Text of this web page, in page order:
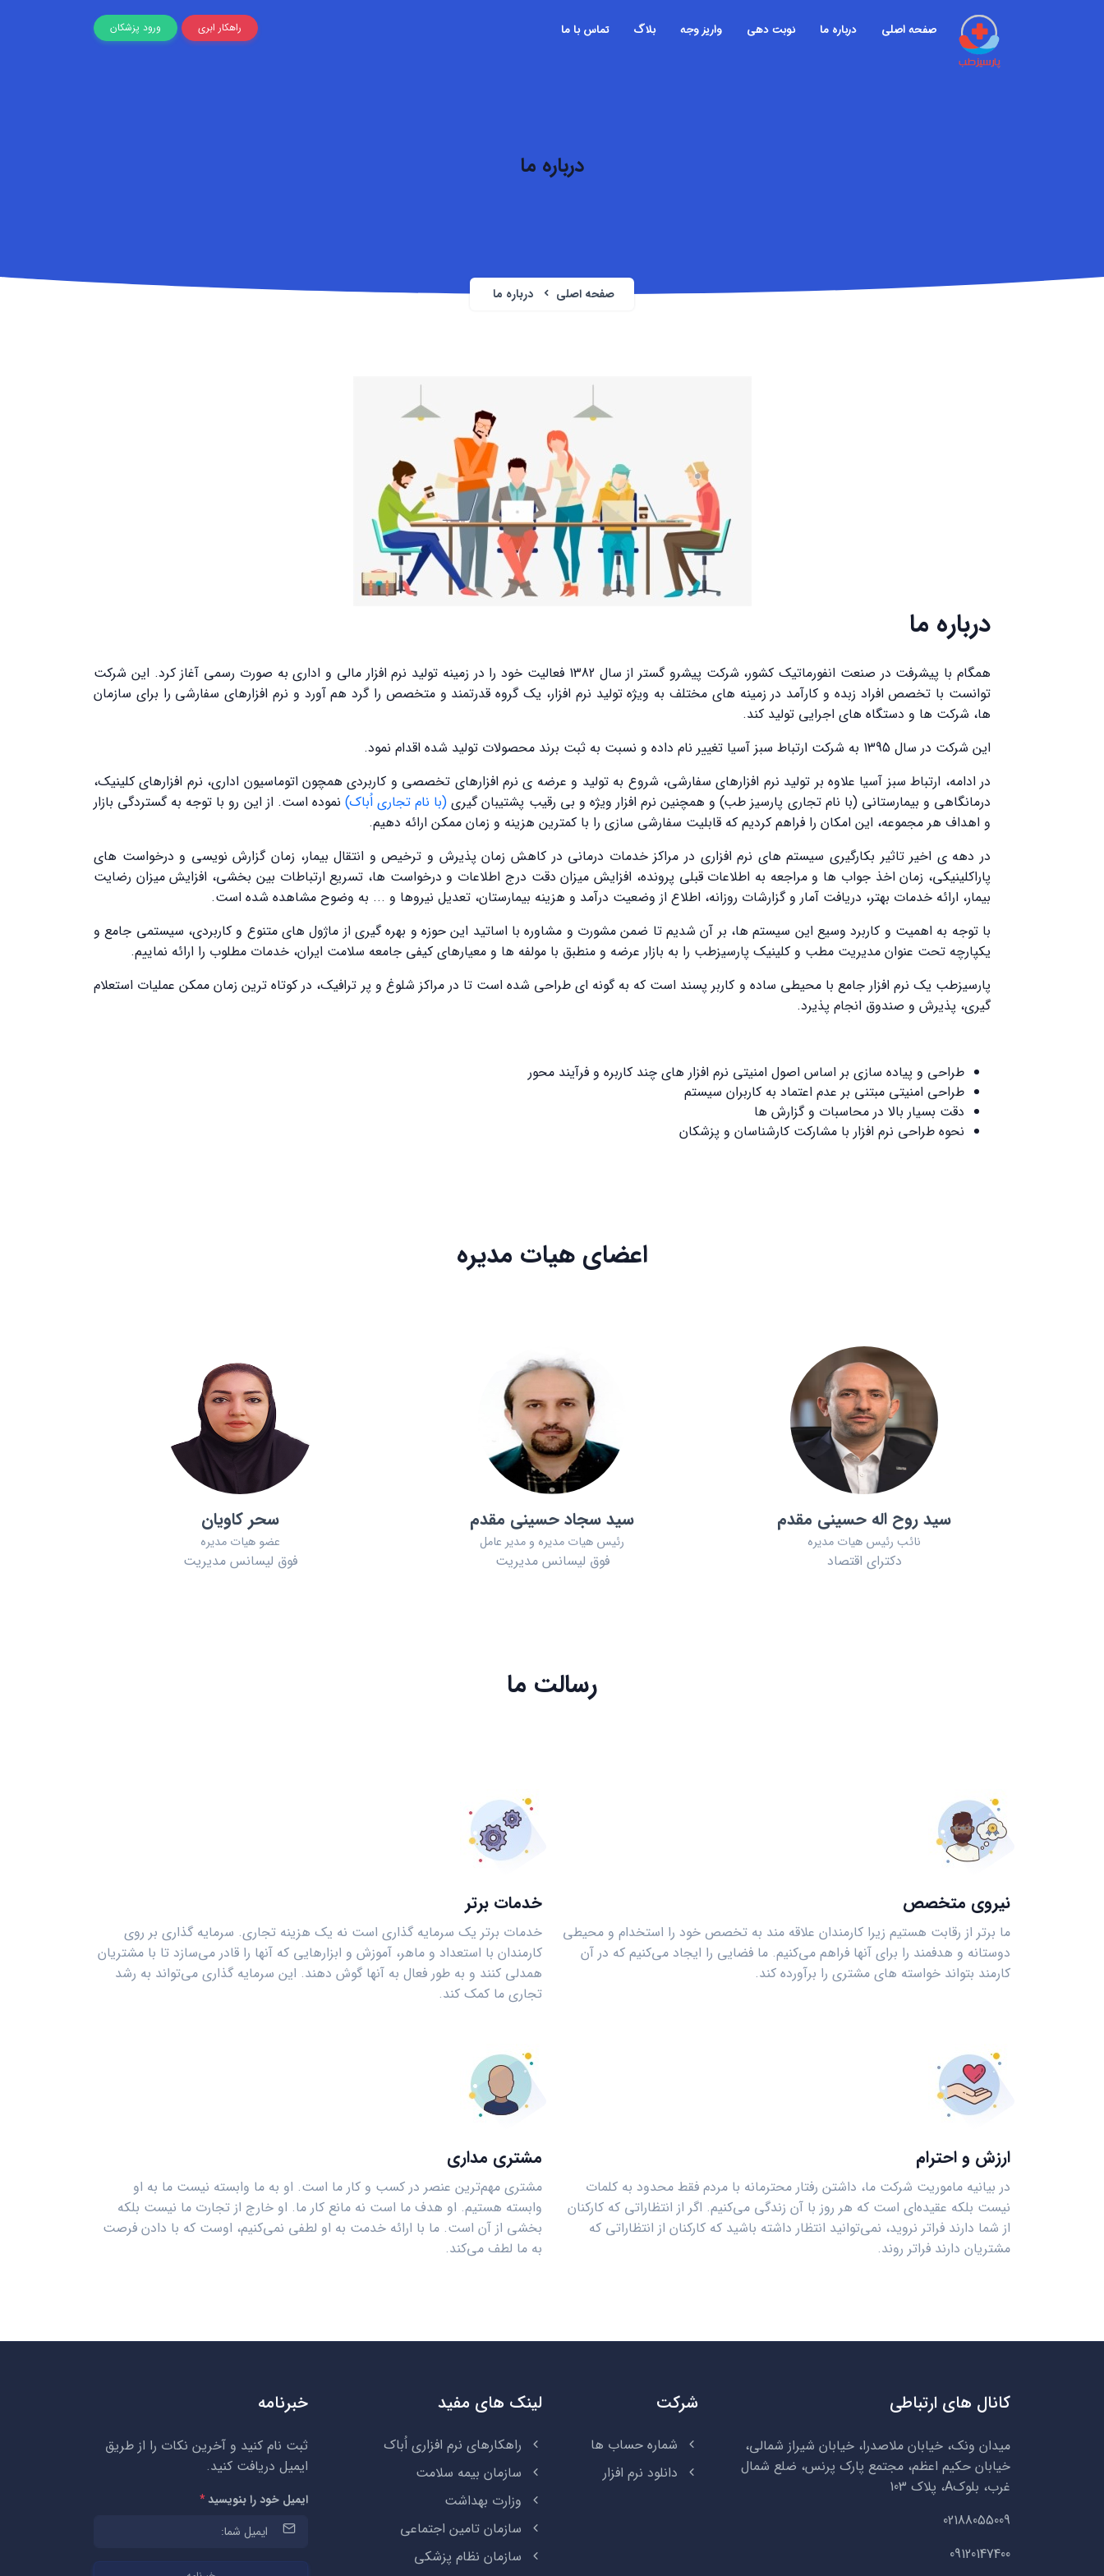
راهکار ابری ورود پزشکان صفحه اصلی درباره ما نوبت دهی واریز وجه بلاگ تماس با ما
درباره ما
صفحه اصلی درباره ما
درباره ما
همگام با پیشرفت در صنعت انفورماتیک کشور، شرکت پیشرو گستر از سال 1382 فعالیت خود را در زمینه تولید نرم افزار مالی و اداری به صورت رسمی آغاز کرد. این شرکت
توانست با تخصص افراد زبده و کارآمد در زمینه های مختلف به ویژه تولید نرم افزار، یک گروه قدرتمند و متخصص را گرد هم آورد و نرم افزارهای سفارشی را برای سازمان
ها، شرکت ها و دستگاه های اجرایی تولید کند.
این شرکت در سال 1395 به شرکت ارتباط سبز آسیا تغییر نام داده و نسبت به ثبت برند محصولات تولید شده اقدام نمود.
در ادامه، ارتباط سبز آسیا علاوه بر تولید نرم افزارهای سفارشی، شروع به تولید و عرضه ی نرم افزارهای تخصصی و کاربردی همچون اتوماسیون اداری، نرم افزارهای کلینیک،
درمانگاهی و بیمارستانی (با نام تجاری پارسیز طب) و همچنین نرم افزار ویژه و بی رقیب پشتیبان گیری (با نام تجاری اُباک) نموده است. از این رو با توجه به گستردگی بازار
و اهداف هر مجموعه، این امکان را فراهم کردیم که قابلیت سفارشی سازی را با کمترین هزینه و زمان ممکن ارائه دهیم.
در دهه ي اخير تاثير بكارگيري سيستم هاي نرم افزاري در مراكز خدمات درماني در كاهش زمان پذيرش و ترخيص و انتقال بيمار، زمان گزارش نويسي و درخواست هاي
پاراكلينيكي، زمان اخذ جواب ها و مراجعه به اطلاعات قبلي پرونده، افزايش ميزان دقت درج اطلاعات و درخواست ها، تسريع ارتباطات بين بخشي، افزايش ميزان رضايت
بيمار، ارائه خدمات بهتر، دريافت آمار و گزارشات روزانه، اطلاع از وضعيت درآمد و هزينه بيمارستان، تعديل نيروها و ... به وضوح مشاهده شده است.
با توجه به اهميت و كاربرد وسيع اين سيستم ها، بر آن شدیم تا ضمن مشورت و مشاوره با اساتید این حوزه و بهره گیری از ماژول های متنوع و کاربردی، سیستمی جامع و
یکپارچه تحت عنوان مدیریت مطب و کلینیک پارسیزطب را به بازار عرضه و منطبق با مولفه ها و معیارهای کیفی جامعه سلامت ایران، خدمات مطلوب را ارائه نماییم.
پارسیزطب یک نرم افزار جامع با محیطی ساده و کاربر پسند است که به گونه ای طراحی شده است تا در مراکز شلوغ و پر ترافیک، در کوتاه ترین زمان ممکن عملیات استعلام
گیری، پذیرش و صندوق انجام پذیرد.
طراحی و پیاده سازی بر اساس اصول امنیتی نرم افزار های چند کاربره و فرآیند محور
طراحی امنیتی مبتنی بر عدم اعتماد به کاربران سیستم
دقت بسیار بالا در محاسبات و گزارش ها
نحوه طراحی نرم افزار با مشارکت کارشناسان و پزشکان
اعضای هیات مدیره
سید روح اله حسینی مقدم
نائب رئیس هیات مدیره
دکترای اقتصاد
سید سجاد حسینی مقدم
رئیس هیات مدیره و مدیر عامل
فوق لیسانس مدیریت
سحر کاویان
عضو هیات مدیره
فوق لیسانس مدیریت
رسالت ما
نیروی متخصص
ما برتر از رقابت هستیم زیرا کارمندان علاقه ‌مند به تخصص خود را استخدام و محیطی
دوستانه و هدفمند را برای آنها فراهم می‌کنیم. ما فضایی را ایجاد می‌کنیم که در آن
کارمند بتواند خواسته ‌های مشتری را برآورده کند.
خدمات برتر
خدمات برتر یک سرمایه گذاری است نه یک هزینه‌ تجاری. سرمایه گذاری بر روی
کارمندان با استعداد و ماهر، آموزش و ابزارهایی که آنها را قادر می‌سازد تا با مشتریان
همدلی کنند و به طور فعال به آنها گوش دهند. این سرمایه گذاری می‌تواند به رشد
تجاری ما کمک کند.
ارزش و احترام
در بیانیه ماموریت شرکت ما، داشتن رفتار محترمانه با مردم فقط محدود به کلمات
نیست بلکه عقیده‌ای است که هر روز با آن زندگی می‌کنیم. اگر از انتظاراتی که کارکنان
از شما دارند فراتر نروید، نمی‌توانید انتظار داشته باشید که کارکنان از انتظاراتی که
مشتریان دارند فراتر روند.
مشتری مداری
مشتری مهم‌ترین عنصر در کسب و کار ما است. او به ما وابسته نیست ما به او
وابسته هستیم. او هدف ما است نه مانع کار ما. او خارج از تجارت ما نیست بلکه
بخشی از آن است. ما با ارائه خدمت به او لطفی نمی‌کنیم، اوست که با دادن فرصت
به ما لطف می‌کند.
کانال های ارتباطی
میدان ونک، خیابان ملاصدرا، خیابان شیراز شمالی،
خیابان حکیم اعظم، مجتمع پارک پرنس، ضلع شمال
غرب، بلوکA، پلاک 103
02188055009
09120147400
شرکت
شماره حساب ها
دانلود نرم افزار
لینک های مفید
راهکارهای نرم افزاری اُباک
سازمان بیمه سلامت
وزارت بهداشت
سازمان تامین اجتماعی
سازمان نظام پزشکی
خبرنامه
ثبت نام کنید و آخرین نکات را از طریق
ایمیل دریافت کنید.
ایمیل خود را بنویسید*